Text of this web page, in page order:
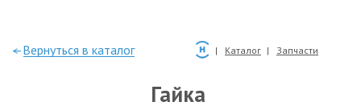
—Вернуться в каталог Каталог Запчасти
Гайка